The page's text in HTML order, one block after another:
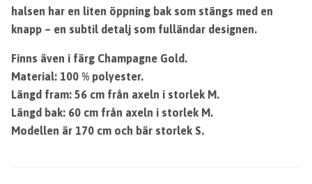
halsen har en liten öppning bak som stängs med en
knapp – en subtil detalj som fulländar designen.
Finns även i färg Champagne Gold.
Material: 100 % polyester.
Längd fram: 56 cm från axeln i storlek M.
Längd bak: 60 cm från axeln i storlek M.
Modellen är 170 cm och bär storlek S.